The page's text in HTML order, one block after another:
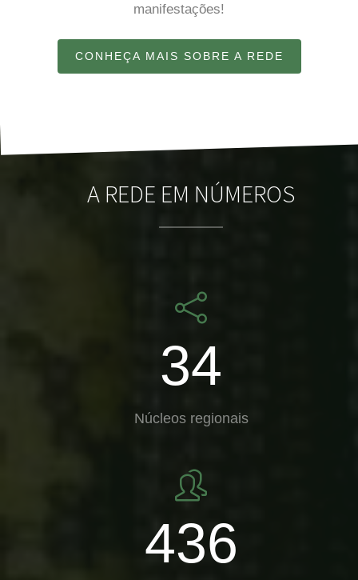
manifestações!
CONHEÇA MAIS SOBRE A REDE
A REDE EM NÚMEROS
34
Núcleos regionais
436